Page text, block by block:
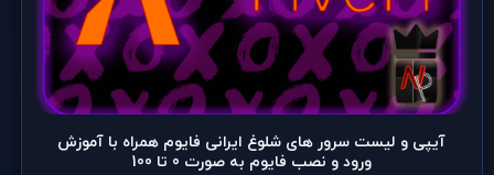
آیپی و لیست سرور های شلوغ ایرانی فایوم همراه با آموزش
ورود و نصب فایوم به صورت 0 تا 100